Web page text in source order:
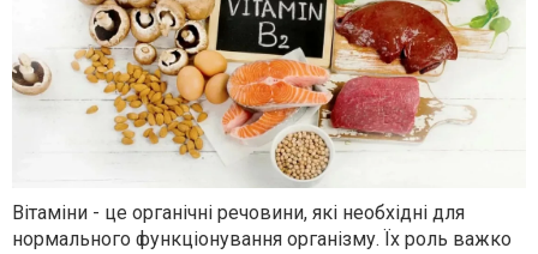
Вітаміни - це органічні речовини, які необхідні для
нормального функціонування організму. Їх роль важко